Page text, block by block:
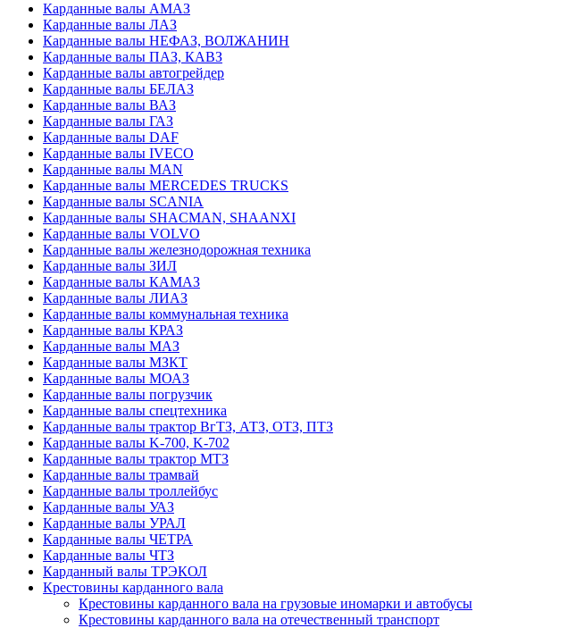
Карданные валы АМАЗ
Карданные валы ЛАЗ
Карданные валы НЕФАЗ, ВОЛЖАНИН
Карданные валы ПАЗ, КАВЗ
Карданные валы автогрейдер
Карданные валы БЕЛАЗ
Карданные валы ВАЗ
Карданные валы ГАЗ
Карданные валы DAF
Карданные валы IVECO
Карданные валы MAN
Карданные валы MERCEDES TRUCKS
Карданные валы SCANIA
Карданные валы SHACMAN, SHAANXI
Карданные валы VOLVO
Карданные валы железнодорожная техника
Карданные валы ЗИЛ
Карданные валы КАМАЗ
Карданные валы ЛИАЗ
Карданные валы коммунальная техника
Карданные валы КРАЗ
Карданные валы МАЗ
Карданные валы МЗКТ
Карданные валы МОАЗ
Карданные валы погрузчик
Карданные валы спецтехника
Карданные валы трактор ВгТЗ, АТЗ, ОТЗ, ПТЗ
Карданные валы K-700, K-702
Карданные валы трактор МТЗ
Карданные валы трамвай
Карданные валы троллейбус
Карданные валы УАЗ
Карданные валы УРАЛ
Карданные валы ЧЕТРА
Карданные валы ЧТЗ
Карданный валы ТРЭКОЛ
Крестовины карданного вала
Крестовины карданного вала на грузовые иномарки и автобусы
Крестовины карданного вала на отечественный транспорт